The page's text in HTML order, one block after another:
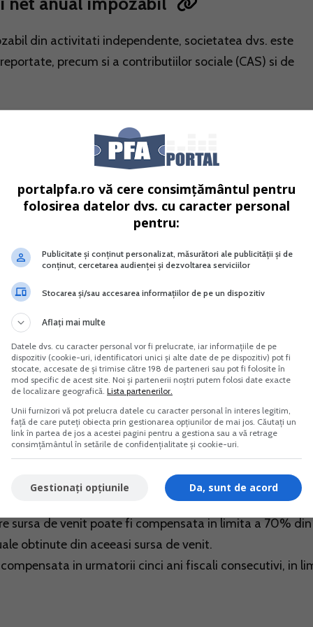
din activitati independente, societatea dvs. este
precum si a contributiilor sociale (CAS) si de
recalculata
sau pierderea neta recalculata pentru fiecare
calcul se realizeaza prin deducerea pierderilor
real. Astfel, pierderile fiscale din anii anteriori sunt
bazei de impunere.
tuturor veniturilor nete anuale recalculate. Din
datorate:
conform regulilor stabilite de art. 151 alin. (1) din
determinata potrivit art. 174 alin. (1).
sursa de venit poate fi compensata in limita a 70% din
obtinute din aceeasi sursa de venit.
in urmatorii cinci ani fiscali consecutivi, in
portalpfa.ro vă cere consimțământul pentru
folosirea datelor dvs. cu caracter personal
pentru:
Publicitate și conținut personalizat, măsurători ale publicității și de
conținut, cercetarea audienței și dezvoltarea serviciilor
Stocarea și/sau accesarea informațiilor de pe un dispozitiv
Aflați mai multe
Datele dvs. cu caracter personal vor fi prelucrate, iar informațiile de pe
dispozitiv (cookie-uri, identificatori unici și alte date de pe dispozitiv) pot fi
stocate, accesate de și trimise către 198 de parteneri sau pot fi folosite în
mod specific de acest site. Noi și partenerii noștri putem folosi date exacte
de localizare geografică. Lista partenerilor.
Unii furnizori vă pot prelucra datele cu caracter personal în interes legitim,
față de care puteți obiecta prin gestionarea opțiunilor de mai jos. Căutați un
link în partea de jos a acestei pagini pentru a gestiona sau a vă retrage
consimțământul în setările de confidențialitate și cookie-uri.
Da, sunt de acord
Gestionați opțiunile